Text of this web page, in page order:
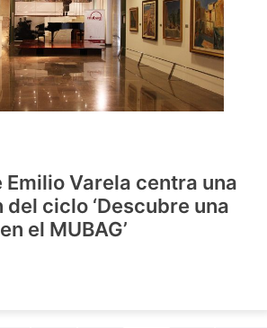
Emilio Varela centra una
del ciclo ‘Descubre una
el MUBAG’